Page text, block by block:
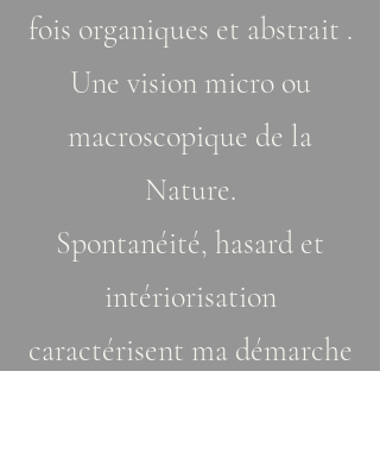
fois organiques et abstrait .
Une vision micro ou
macroscopique de la
Nature.
Spontanéité, hasard et
intériorisation
caractérisent ma démarche